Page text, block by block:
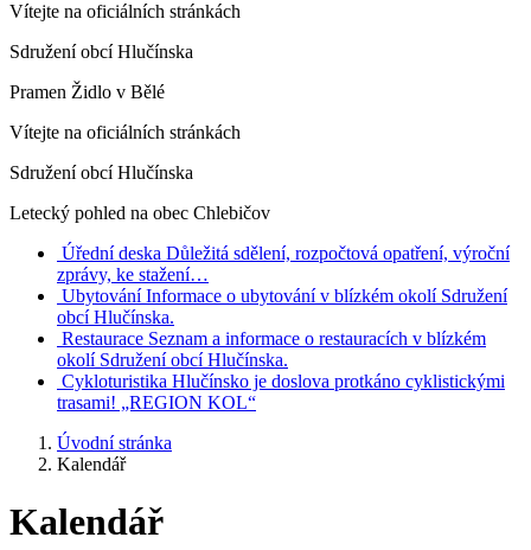
Vítejte na oficiálních stránkách
Sdružení obcí Hlučínska
Pramen Židlo v Bělé
Vítejte na oficiálních stránkách
Sdružení obcí Hlučínska
Letecký pohled na obec Chlebičov
Úřední deska Důležitá sdělení, rozpočtová opatření, výroční
zprávy, ke stažení…
Ubytování Informace o ubytování v blízkém okolí Sdružení
obcí Hlučínska.
Restaurace Seznam a informace o restauracích v blízkém
okolí Sdružení obcí Hlučínska.
Cykloturistika Hlučínsko je doslova protkáno cyklistickými
trasami! „REGION KOL“
Úvodní stránka
Kalendář
Kalendář